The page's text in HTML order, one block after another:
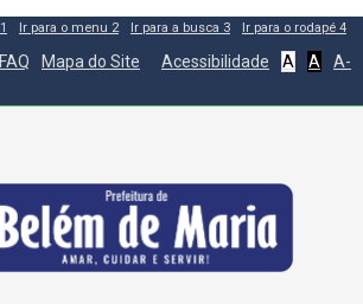
1 Ir para o menu 2 Ir para a busca 3 Ir para o rodapé 4
FAQ Mapa do Site Acessibilidade A A A-